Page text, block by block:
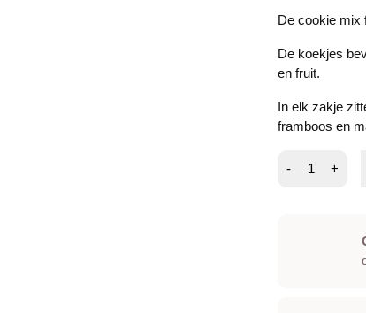
De cookie mix
De koekjes
en fruit.
In elk zakje
framboos en
-
mix
+